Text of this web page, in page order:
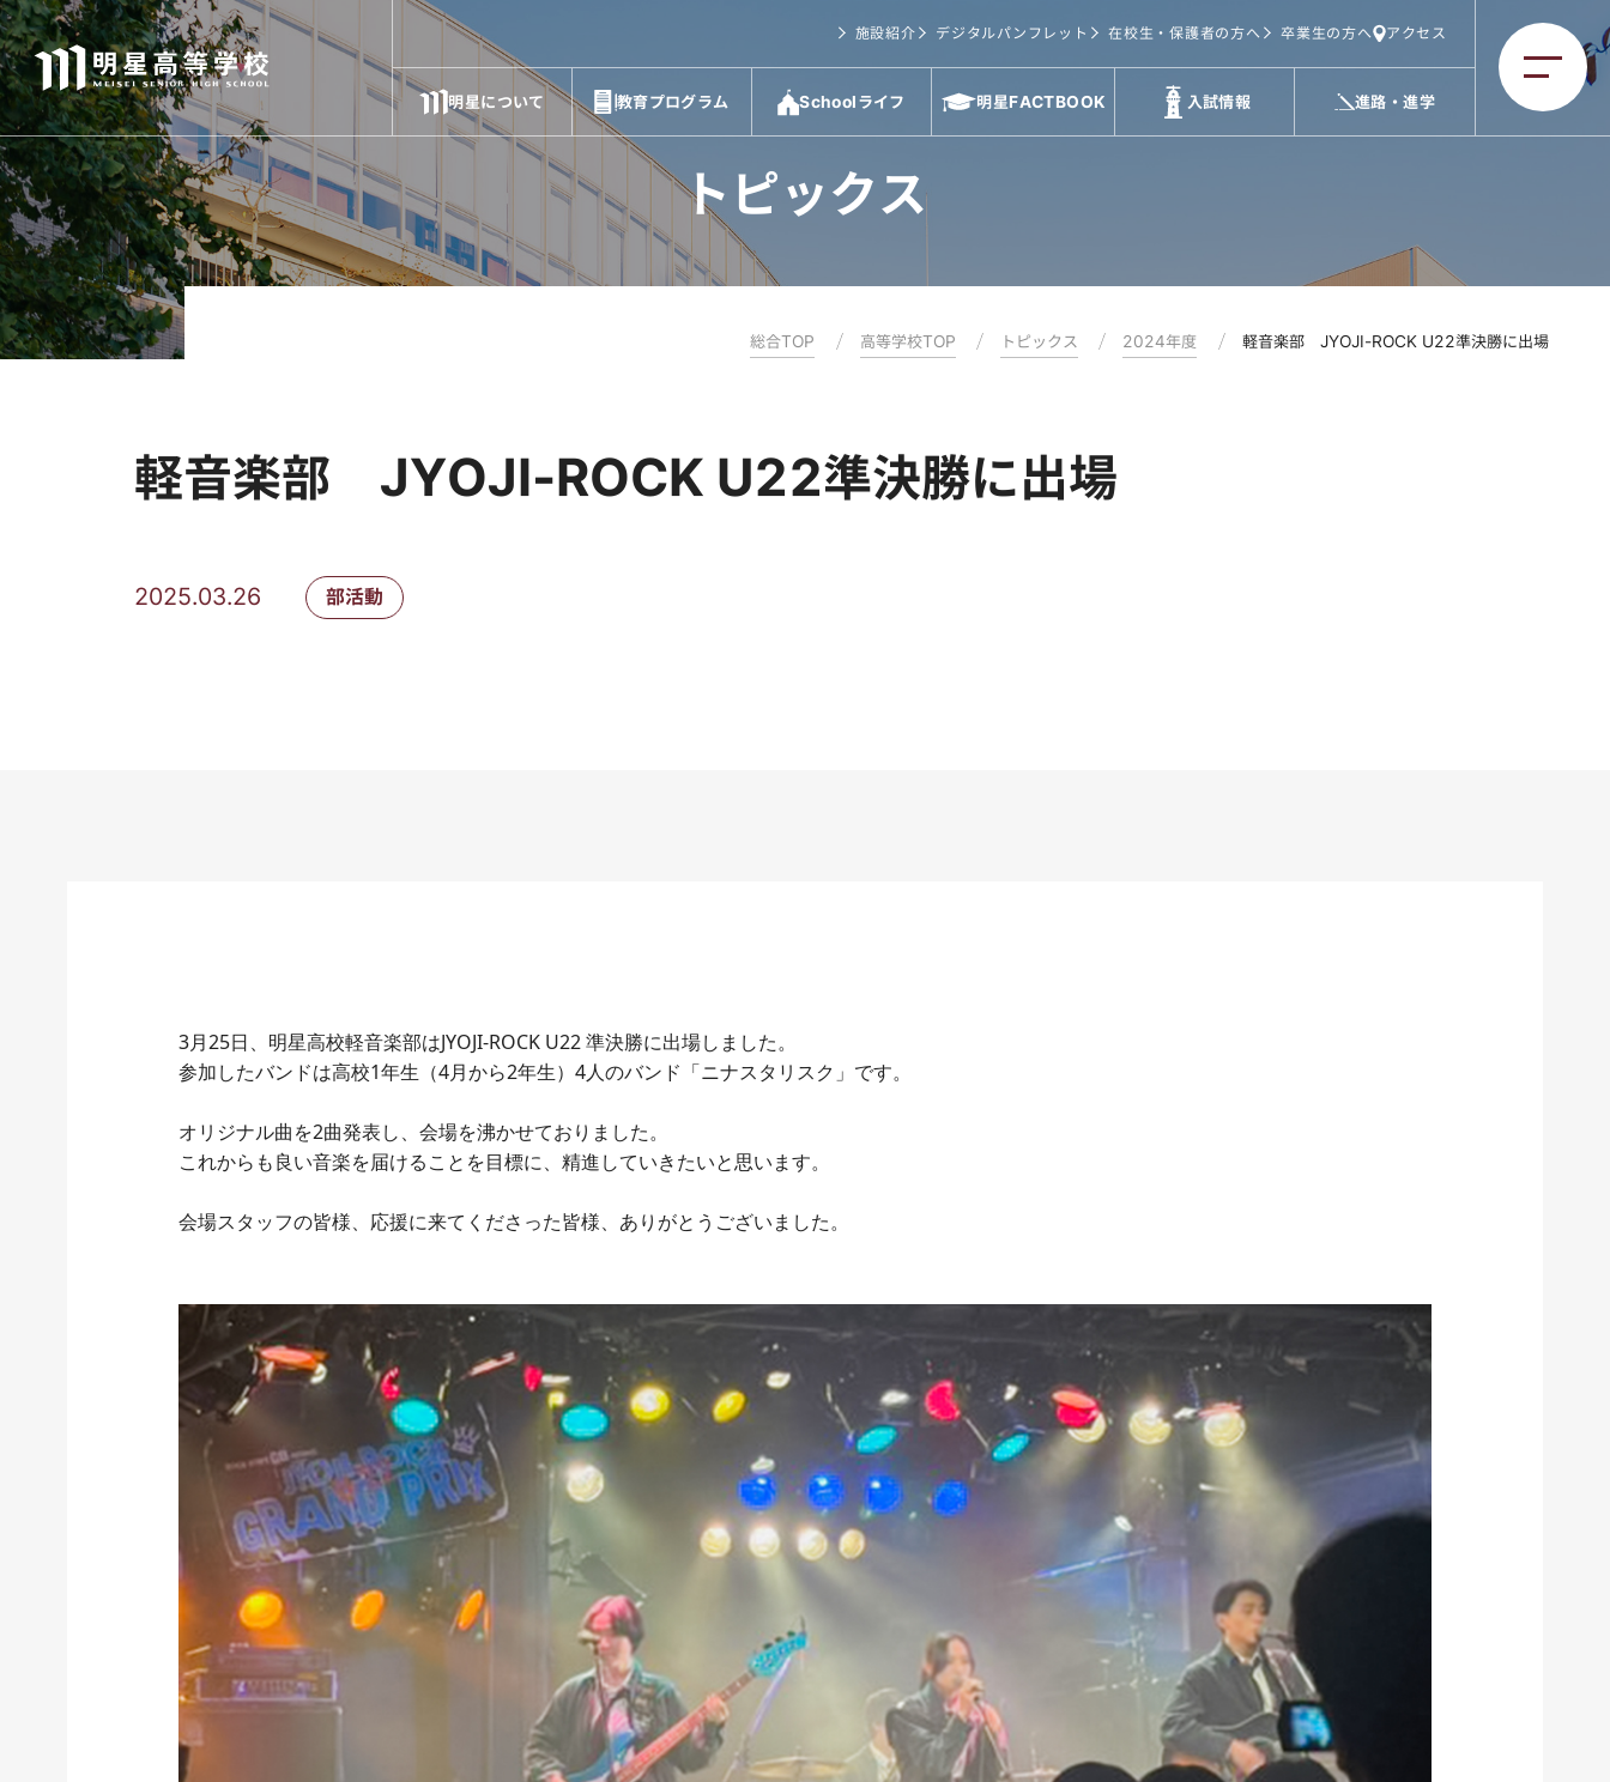
施設紹介 デジタルパンフレット 在校生・保護者の方へ 卒業生の方へ アクセス
明星について 教育プログラム Schoolライフ 明星FACTBOOK 入試情報 進路・進学
トピックス
総合TOP 高等学校TOP トピックス 2024年度 軽音楽部 JYOJI-ROCK U22準決勝に出場
軽音楽部 JYOJI-ROCK U22準決勝に出場
2025.03.26 部活動
3月25日、明星高校軽音楽部はJYOJI-ROCK U22 準決勝に出場しました。
参加したバンドは高校1年生（4月から2年生）4人のバンド「ニナスタリスク」です。
オリジナル曲を2曲発表し、会場を沸かせておりました。
これからも良い音楽を届けることを目標に、精進していきたいと思います。
会場スタッフの皆様、応援に来てくださった皆様、ありがとうございました。